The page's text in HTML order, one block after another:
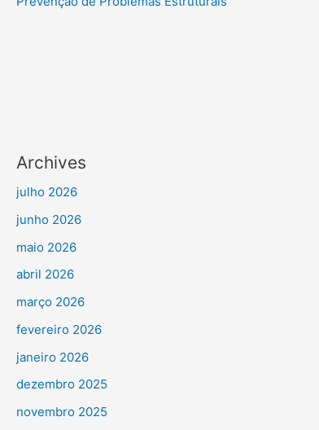
Archives
julho 2026
junho 2026
maio 2026
abril 2026
março 2026
fevereiro 2026
janeiro 2026
dezembro 2025
novembro 2025